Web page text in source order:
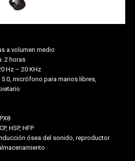
a volumen medio
2 horas
Hz – 20 KHz
micrófono para manos libres,
HSP, HFP
ósea del sonido, reproductor